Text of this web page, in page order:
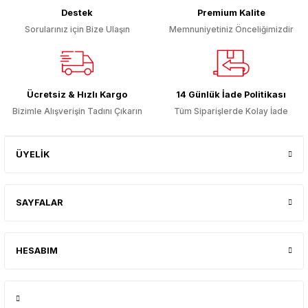
Destek
Sorularınız için Bize Ulaşın
Premium Kalite
Memnuniyetiniz Önceliğimizdir
Ücretsiz & Hızlı Kargo
Bizimle Alışverişin Tadını Çıkarın
14 Günlük İade Politikası
Tüm Siparişlerde Kolay İade
ÜYELİK
SAYFALAR
HESABIM